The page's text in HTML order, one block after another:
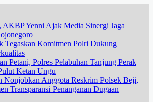
AKBP Yenni Ajak Media Sinergi Jaga
Tegaskan Komitmen Polri Dukung
Petani, Polres Pelabuhan Tanjung Perak
Ketan Ungu
Nonjobkan Anggota Reskrim Polsek Beji,
Transparansi Penanganan Dugaan